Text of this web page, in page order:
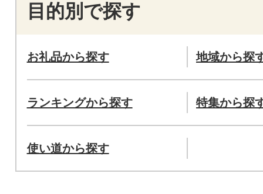
目的別で探す
お礼品から探す 地域から探
ランキングから探す 特集から探
使い道から探す